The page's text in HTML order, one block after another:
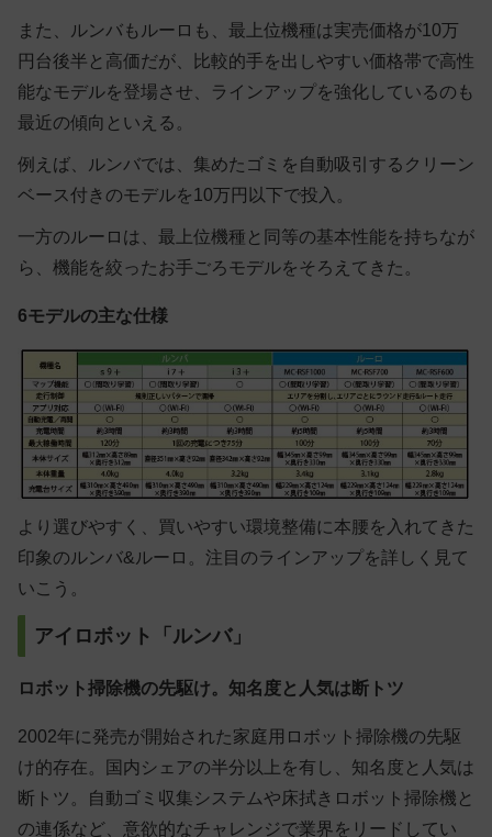
また、ルンバもルーロも、最上位機種は実売価格が10万
円台後半と高価だが、比較的手を出しやすい価格帯で高性
能なモデルを登場させ、ラインアップを強化しているのも
最近の傾向といえる。
例えば、ルンバでは、集めたゴミを自動吸引するクリーン
ベース付きのモデルを10万円以下で投入。
一方のルーロは、最上位機種と同等の基本性能を持ちなが
ら、機能を絞ったお手ごろモデルをそろえてきた。
6モデルの主な仕様
より選びやすく、買いやすい環境整備に本腰を入れてきた
印象のルンバ&ルーロ。注目のラインアップを詳しく見て
いこう。
アイロボット「ルンバ」
ロボット掃除機の先駆け。知名度と人気は断トツ
2002年に発売が開始された家庭用ロボット掃除機の先駆
け的存在。国内シェアの半分以上を有し、知名度と人気は
断トツ。自動ゴミ収集システムや床拭きロボット掃除機と
の連係など、意欲的なチャレンジで業界をリードしてい